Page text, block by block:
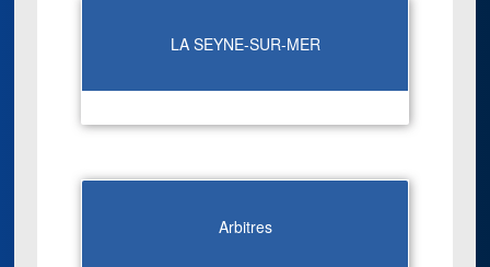
LA SEYNE-SUR-MER
Arbitres